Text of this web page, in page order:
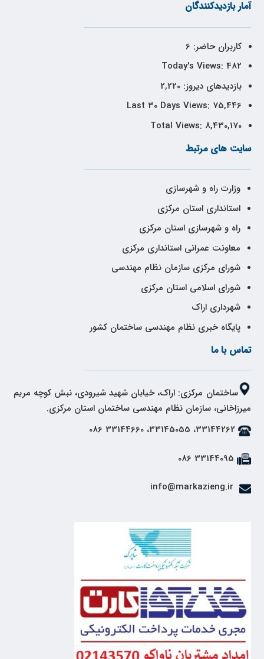
آمار بازدیدکنندگان
کاربران حاضر: 6
Today's Views: 482
بازدیدهای دیروز:2,220
Last 30 Days Views: 75,446
Total Views: 8,430,170
سایت های مرتبط
وزارت راه و شهرسازی
استانداری استان مرکزی
راه و شهرسازی استان مرکزی
معاونت عمرانی استانداری مرکزی
شورای مرکزی سازمان نظام مهندسی
شورای اسلامی استان مرکزی
شهرداری اراک
پایگاه خبری نظام مهندسی ساختمان کشور
تماس با ما
ساختمان مرکزی: اراک، خیابان شهید شیرودی، نبش کوچه مریم
میرزاخانی، سازمان نظام مهندسی ساختمان استان مرکزی.
33144262، 33145055، 33144660 086
33144095 086